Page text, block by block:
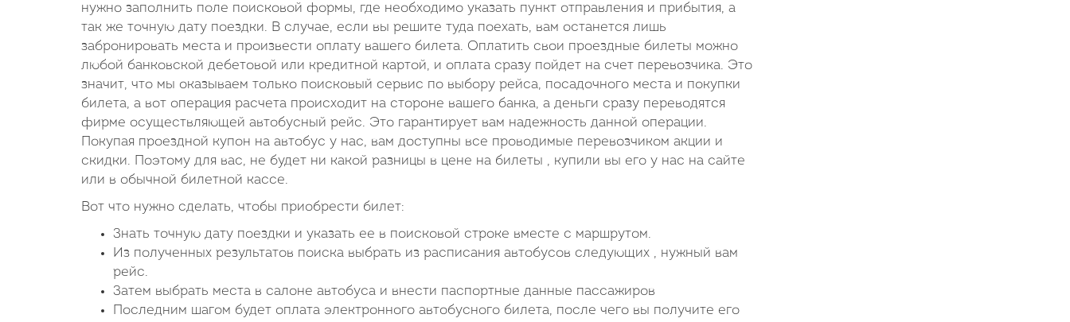
нужно заполнить поле поисковой формы, где необходимо указать пункт отправления и прибытия, а
так же точную дату поездки. В случае, если вы решите туда поехать, вам останется лишь
забронировать места и произвести оплату вашего билета. Оплатить свои проездные билеты можно
любой банковской дебетовой или кредитной картой, и оплата сразу пойдет на счет перевозчика. Это
значит, что мы оказываем только поисковый сервис по выбору рейса, посадочного места и покупки
билета, а вот операция расчета происходит на стороне вашего банка, а деньги сразу переводятся
фирме осуществляющей автобусный рейс. Это гарантирует вам надежность данной операции.
Покупая проездной купон на автобус у нас, вам доступны все проводимые перевозчиком акции и
скидки. Поэтому для вас, не будет ни какой разницы в цене на билеты , купили вы его у нас на сайте
или в обычной билетной кассе.
Вот что нужно сделать, чтобы приобрести билет:
Знать точную дату поездки и указать ее в поисковой строке вместе с маршрутом.
Из полученных результатов поиска выбрать из расписания автобусов следующих , нужный вам
рейс.
Затем выбрать места в салоне автобуса и внести паспортные данные пассажиров
Последним шагом будет оплата электронного автобусного билета, после чего вы получите его